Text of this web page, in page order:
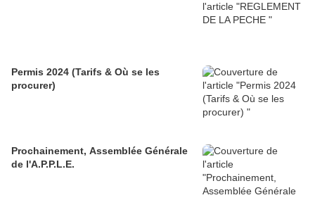
Permis 2024 (Tarifs & Où se les
procurer)
Prochainement, Assemblée Générale
de l'A.P.P.L.E.